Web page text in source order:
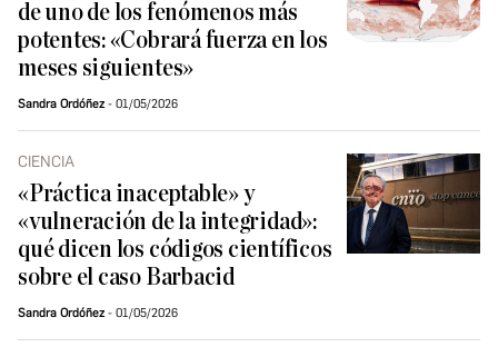
de uno de los fenómenos más
potentes: «Cobrará fuerza en los
meses siguientes»
Sandra Ordóñez 01/05/2026
CIENCIA
«Práctica inaceptable» y
«vulneración de la integridad»:
qué dicen los códigos científicos
sobre el caso Barbacid
Sandra Ordóñez 01/05/2026